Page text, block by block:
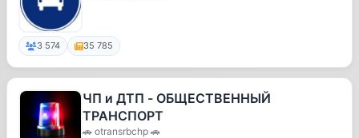
3 574 35 785
ЧП и ДТП - ОБЩЕСТВЕННЫЙ
ТРАНСПОРТ
🚗 otransrbchp 🚗